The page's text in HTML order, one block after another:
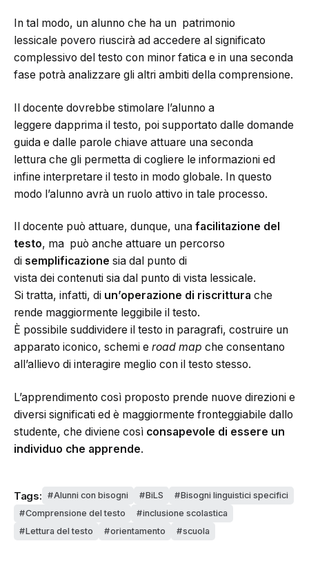
In tal modo, un alunno che ha un patrimonio
lessicale povero riuscirà ad accedere al significato
complessivo del testo con minor fatica e in una seconda
fase potrà analizzare gli altri ambiti della comprensione.
Il docente dovrebbe stimolare l’alunno a
leggere dapprima il testo, poi supportato dalle domande
guida e dalle parole chiave attuare una seconda
lettura che gli permetta di cogliere le informazioni ed
infine interpretare il testo in modo globale. In questo
modo l’alunno avrà un ruolo attivo in tale processo.
Il docente può attuare, dunque, una facilitazione del
testo, ma può anche attuare un percorso
di semplificazione sia dal punto di
vista dei contenuti sia dal punto di vista lessicale.
Si tratta, infatti, di un’operazione di riscrittura che
rende maggiormente leggibile il testo.
È possibile suddividere il testo in paragrafi, costruire un
apparato iconico, schemi e road map che consentano
all’allievo di interagire meglio con il testo stesso.
L’apprendimento così proposto prende nuove direzioni e
diversi significati ed è maggiormente fronteggiabile dallo
studente, che diviene così consapevole di essere un
individuo che apprende.
Tags: Alunni con bisogni BiLS
Bisogni linguistici specifici
Comprensione del testo
inclusione scolastica
Lettura del testo
orientamento scuola